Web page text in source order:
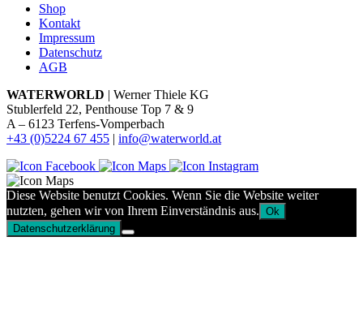
Shop
Kontakt
Impressum
Datenschutz
AGB
WATERWORLD | Werner Thiele KG
Stublerfeld 22, Penthouse Top 7 & 9
A – 6123 Terfens-Vomperbach
+43 (0)5224 67 455 | info@waterworld.at
Diese Website benutzt Cookies. Wenn Sie die Website weiter
nutzten, gehen wir von Ihrem Einverständnis aus. Ok
Datenschutzerklärung